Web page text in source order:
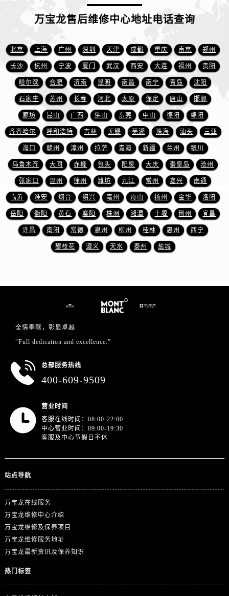
江苏省徐州市鼓楼区淮海东路29号苏宁广场IFC国际金融中心35层3508室万宝龙售后服务中心（需提前预约）
江苏省盐城市盐都区世纪大道5号盐城金融城写字楼1号楼16层1604室万宝龙售后服务中心（需提前预约）
江苏省扬州市邗江区国展路29号星耀天地写字楼1号楼18层1803室万宝龙售后服务中心（需提前预约）
江苏省镇江市京口区中山东路万宝龙售后服务中心（需提前预约）
江西省抚州市临川区赣东大道万宝龙售后服务中心（需提前预约）
江西省赣州市章贡区文清路万宝龙售后服务中心（需提前预约）
江西省吉安市吉州区井冈山大道万宝龙售后服务中心（需提前预约）
江西省景德镇市珠山区珠山中路万宝龙售后服务中心（需提前预约）
江西省九江市浔阳区浔阳路万宝龙售后服务中心（需提前预约）
江西省南昌市红谷滩新区红谷中大道998号绿地双子塔（中央广场）A1座办公楼14层1407室万宝龙售后服务中心（需提前预约）
江西省萍乡市安源区萍安北大道与康庄路交叉口万宝龙售后服务中心（需提前预约）
江西省上饶市信州区滨江西路万宝龙售后服务中心（需提前预约）
江西省新余市渝水区北湖西路万宝龙售后服务中心（需提前预约）
浙江省舟山市定海区解放东路万宝龙售后服务中心（需提前预约）
万宝龙售后维修中心地址电话查询
北京 上海 广州 深圳 天津 成都 重庆 南京 郑州
长沙 杭州 宁波 厦门 武汉 西安 大连 福州 贵阳
哈尔滨 合肥 济南 昆明 南昌 南宁 青岛 沈阳
石家庄 苏州 长春 河北 太原 保定 唐山 邯郸
廊坊 昆山 广西 佛山 东莞 中山 德阳 绵阳
齐齐哈尔 呼和浩特 吉林 无锡 芜湖 珠海 汕头 三亚
海口 赣州 漳州 拉萨 青海 新疆 兰州 银川
乌鲁木齐 大同 赤峰 包头 阳泉 大庆 秦皇岛 沧州
张家口 温州 徐州 潍坊 九江 常州 嘉兴 南通
临沂 淮安 烟台 绍兴 亳州 舟山 扬州 金华 洛阳
岳阳 衡阳 黄石 襄阳 株洲 湘潭 十堰 荆州 宜昌
许昌 南阳 常德 泉州 柳州 桂林 惠州 西宁
攀枝花 遵义 天水 泰州 盐城
全情奉献，彰显卓越
"Full dedication and excellence.”
总部服务热线
400-609-9509
营业时间
客服在线时间：08:00-22:00
中心营业时间：09:00-19:30
客服及中心节假日不休
站点导航
万宝龙在线服务
万宝龙维修中心介绍
万宝龙维修及保养项目
万宝龙维修服务地址
万宝龙最新资讯及保养知识
热门标签